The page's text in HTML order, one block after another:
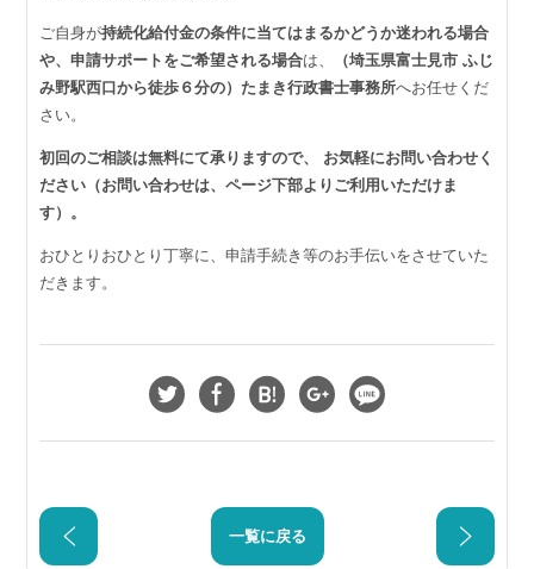
ご自身が持続化給付金の条件に当てはまるかどうか迷われる場合
や、申請サポートをご希望される場合は、
（埼玉県富士見市 ふじ
み野駅西口から徒歩６分の）たまき行政書士事務所へお任せくだ
さい。
初回のご相談は無料にて承りますので、 お気軽にお問い合わせく
ださい（お問い合わせは、ページ下部よりご利用いただけま
す）。
おひとりおひとり丁寧に、申請手続き等のお手伝いをさせていた
だきます。
一覧に戻る